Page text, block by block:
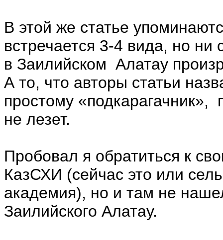
В этой же статье
встречается 3-4 вида, но ни
в Заилийском Алатау
А то, что авторы статьи
простому
не лезет.
Пробовал я обратиться к
КазСХИ (сейчас это или
академия), но и там не
Заилийского Алатау.